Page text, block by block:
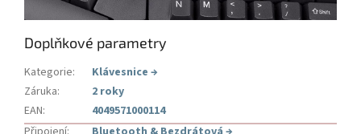
Doplňkové parametry
Kategorie: Klávesnice →
Záruka:
2 roky
EAN:
4049571000114